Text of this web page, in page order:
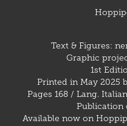
Text & Figures:
Graphic
1st
Printed in May 2025
Pages 168 / Lang.
Publication
Available now on